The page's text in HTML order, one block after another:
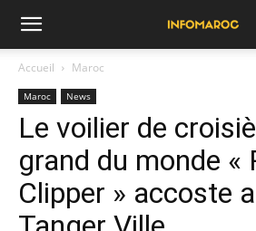
Accueil Maroc
Maroc News
Le voilier de
grand du monde «
Clipper » accoste